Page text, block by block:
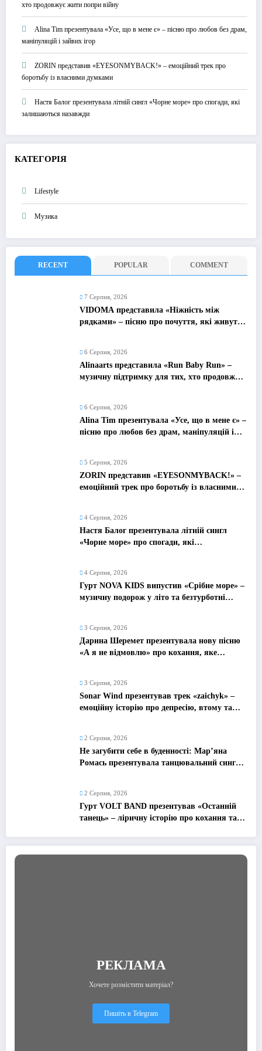
хто продовжує жити попри війну
Alina Tim презентувала «Усе, що в мене є» – пісню про любов без драм,
маніпуляцій і зайвих ігор
ZORIN представив «EYESONMYBACK!» – емоційний трек про
боротьбу із власними думками
Настя Балог презентувала літній сингл «Чорне море» про спогади, які
залишаються назавжди
КАТЕГОРІЯ
Lifestyle
Музика
RECENT POPULAR COMMENT
7 Серпня, 2026
VIDOMA представила «Ніжність між
рядками» – пісню про почуття, які живуть
6 Серпня, 2026
Alinaarts представила «Run Baby Run» –
музичну підтримку для тих, хто продовжує
6 Серпня, 2026
Alina Tim презентувала «Усе, що в мене є» –
пісню про любов без драм, маніпуляцій і
5 Серпня, 2026
ZORIN представив «EYESONMYBACK!» –
емоційний трек про боротьбу із власними
4 Серпня, 2026
Настя Балог презентувала літній сингл
«Чорне море» про спогади, які
4 Серпня, 2026
Гурт NOVA KIDS випустив «Срібне море» –
музичну подорож у літо та безтурботні
3 Серпня, 2026
Дарина Шеремет презентувала нову пісню
«А я не відмовлю» про кохання, яке
3 Серпня, 2026
Sonar Wind презентував трек «zaichyk» –
емоційну історію про депресію, втому та
2 Серпня, 2026
Не загубити себе в буденності: Мар’яна
Ромась презентувала танцювальний сингл
2 Серпня, 2026
Гурт VOLT BAND презентував «Останній
танець» – ліричну історію про кохання та
РЕКЛАМА
Хочете розмістити матеріал?
Пишіть в Telegram